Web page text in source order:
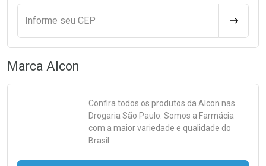
Informe seu CEP
Marca Alcon
Confira todos os produtos da Alcon nas
Drogaria São Paulo. Somos a Farmácia
com a maior variedade e qualidade do
Brasil.